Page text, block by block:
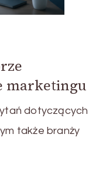
marketingu
dotyczących
także branży